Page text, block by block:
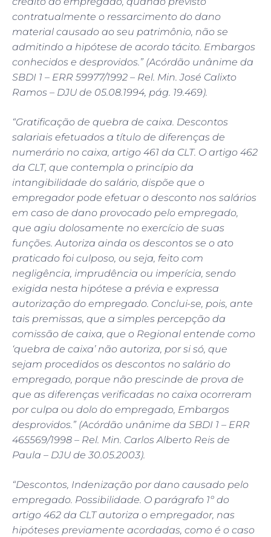
contratualmente o ressarcimento do dano
material causado ao seu patrimônio, não se
admitindo a hipótese de acordo tácito. Embargos
conhecidos e desprovidos.” (Acórdão unânime da
SBDI 1 – ERR 59977/1992 – Rel. Min. José Calixto
Ramos – DJU de 05.08.1994, pág. 19.469).
“Gratificação de quebra de caixa. Descontos
salariais efetuados a título de diferenças de
numerário no caixa, artigo 461 da CLT. O artigo 462
da CLT, que contempla o princípio da
intangibilidade do salário, dispõe que o
empregador pode efetuar o desconto nos salários
em caso de dano provocado pelo empregado,
que agiu dolosamente no exercício de suas
funções. Autoriza ainda os descontos se o ato
praticado foi culposo, ou seja, feito com
negligência, imprudência ou imperícia, sendo
exigida nesta hipótese a prévia e expressa
autorização do empregado. Conclui-se, pois, ante
tais premissas, que a simples percepção da
comissão de caixa, que o Regional entende como
‘quebra de caixa’ não autoriza, por si só, que
sejam procedidos os descontos no salário do
empregado, porque não prescinde de prova de
que as diferenças verificadas no caixa ocorreram
por culpa ou dolo do empregado, Embargos
desprovidos.” (Acórdão unânime da SBDI 1 – ERR
465569/1998 – Rel. Min. Carlos Alberto Reis de
Paula – DJU de 30.05.2003).
“Descontos, Indenização por dano causado pelo
empregado. Possibilidade. O parágrafo 1º do
artigo 462 da CLT autoriza o empregador, nas
hipóteses previamente acordadas, como é o caso